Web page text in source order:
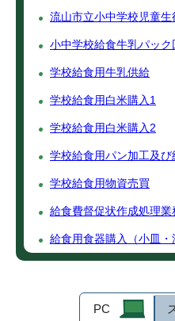
流山市立小中学校児童
小中学校給食牛乳パック
学校給食用牛乳供給
学校給食用白米購入1
学校給食用白米購入2
学校給食用パン加工及び
学校給食用物資売買
給食費督促状作成処理業
給食用食器購入（小皿・
PC